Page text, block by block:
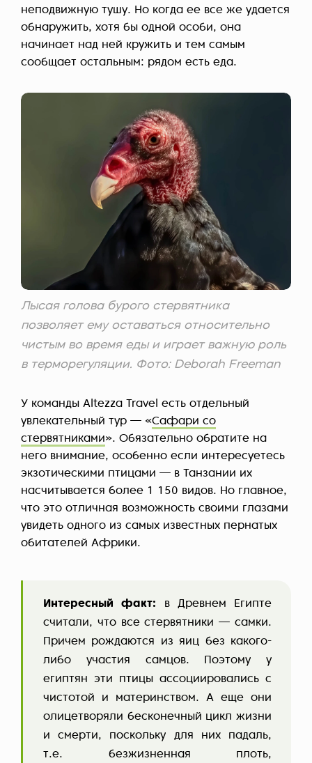
неподвижную тушу. Но когда ее все же удается
обнаружить, хотя бы одной особи, она
начинает над ней кружить и тем самым
сообщает остальным: рядом есть еда.
Лысая голова бурого стервятника
позволяет ему оставаться относительно
чистым во время еды и играет важную роль
в терморегуляции. Фото: Deborah Freeman
У команды Altezza Travel есть отдельный
увлекательный тур — «Сафари со
стервятниками». Обязательно обратите на
него внимание, особенно если интересуетесь
экзотическими птицами — в Танзании их
насчитывается более 1 150 видов. Но главное,
что это отличная возможность своими глазами
увидеть одного из самых известных пернатых
обитателей Африки.
Интересный факт: в Древнем Египте
считали, что все стервятники — самки.
Причем рождаются из яиц без какого-
либо участия самцов. Поэтому у
египтян эти птицы ассоциировались с
чистотой и материнством. А еще они
олицетворяли бесконечный цикл жизни
и смерти, поскольку для них падаль,
т.е. безжизненная плоть,